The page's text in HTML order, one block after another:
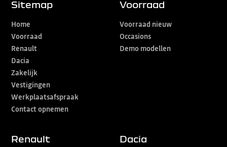
Sitemap
Home
Voorraad
Renault
Dacia
Zakelijk
Vestigingen
Werkplaatsafspraak
Contact opnemen
Voorraad
Voorraad nieuw
Occasions
Demo modellen
Renault Dacia